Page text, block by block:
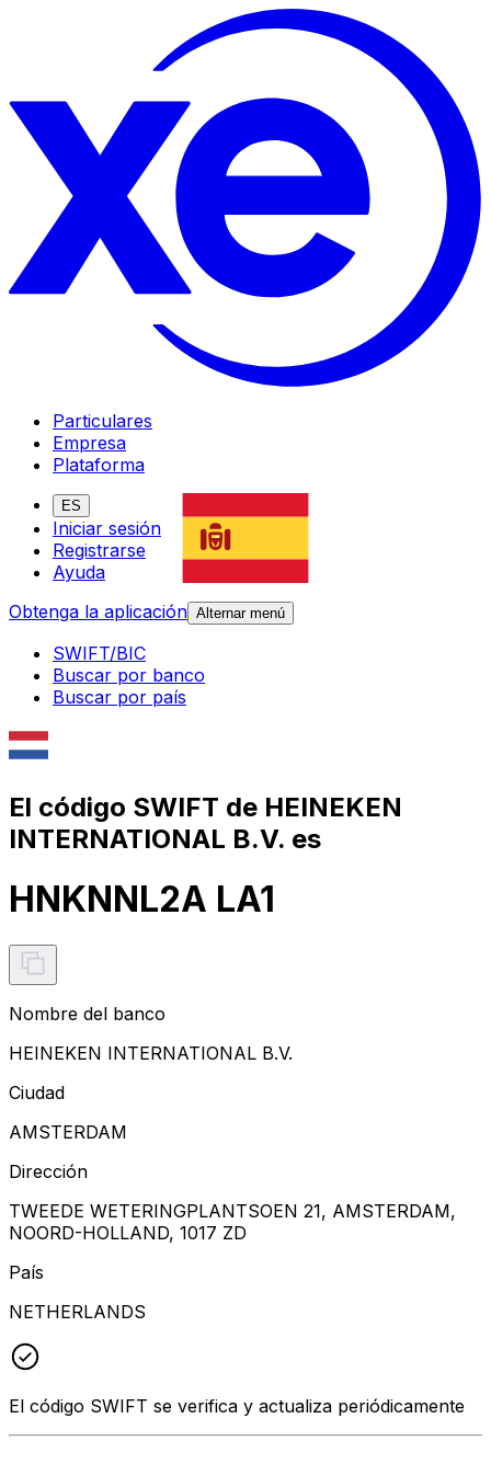
Particulares
Empresa
Plataforma
ES
Iniciar sesión
Registrarse
Ayuda
Obtenga la aplicación Alternar menú
SWIFT/BIC
Buscar por banco
Buscar por país
El código SWIFT de HEINEKEN
INTERNATIONAL B.V. es
HNKNNL2A LA1
Nombre del banco
HEINEKEN INTERNATIONAL B.V.
Ciudad
AMSTERDAM
Dirección
TWEEDE WETERINGPLANTSOEN 21, AMSTERDAM,
NOORD-HOLLAND, 1017 ZD
País
NETHERLANDS
El código SWIFT se verifica y actualiza periódicamente